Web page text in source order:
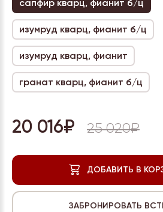
сапфир кварц, фианит б/ц
изумруд кварц, фианит б/ц
изумруд кварц, фианит
гранат кварц, фианит б/ц
20 016₽ 25 020₽